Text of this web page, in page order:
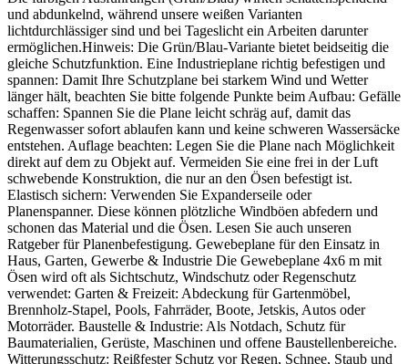
und abdunkelnd, während unsere weißen Varianten
lichtdurchlässiger sind und bei Tageslicht ein Arbeiten darunter
ermöglichen.Hinweis: Die Grün/Blau-Variante bietet beidseitig die
gleiche Schutzfunktion. Eine Industrieplane richtig befestigen und
spannen: Damit Ihre Schutzplane bei starkem Wind und Wetter
länger hält, beachten Sie bitte folgende Punkte beim Aufbau: Gefälle
schaffen: Spannen Sie die Plane leicht schräg auf, damit das
Regenwasser sofort ablaufen kann und keine schweren Wassersäcke
entstehen. Auflage beachten: Legen Sie die Plane nach Möglichkeit
direkt auf dem zu Objekt auf. Vermeiden Sie eine frei in der Luft
schwebende Konstruktion, die nur an den Ösen befestigt ist.
Elastisch sichern: Verwenden Sie Expanderseile oder
Planenspanner. Diese können plötzliche Windböen abfedern und
schonen das Material und die Ösen. Lesen Sie auch unseren
Ratgeber für Planenbefestigung. Gewebeplane für den Einsatz in
Haus, Garten, Gewerbe & Industrie Die Gewebeplane 4x6 m mit
Ösen wird oft als Sichtschutz, Windschutz oder Regenschutz
verwendet: Garten & Freizeit: Abdeckung für Gartenmöbel,
Brennholz-Stapel, Pools, Fahrräder, Boote, Jetskis, Autos oder
Motorräder. Baustelle & Industrie: Als Notdach, Schutz für
Baumaterialien, Gerüste, Maschinen und offene Baustellenbereiche.
Witterungsschutz: Reißfester Schutz vor Regen, Schnee, Staub und